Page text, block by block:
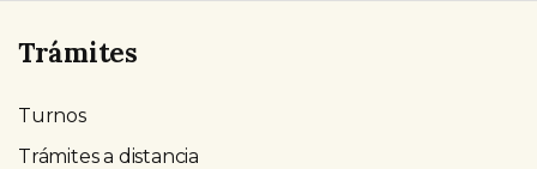
Trámites
Turnos
Trámites a distancia